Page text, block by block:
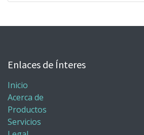
Enlaces de Ínteres
Inicio
Acerca de
Productos
Servicios